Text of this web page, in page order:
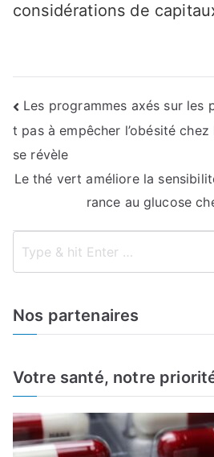
considérations de
Navigation
de
l’article
Les programmes axés sur les
t pas à empêcher l’obésité
se révèle
Le thé vert améliore la
rance au glucose
Nos partenaires
Votre santé, notre